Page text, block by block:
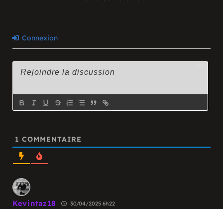
Connexion
1 COMMENTAIRE
Kevintaz18 30/04/2025 6h22